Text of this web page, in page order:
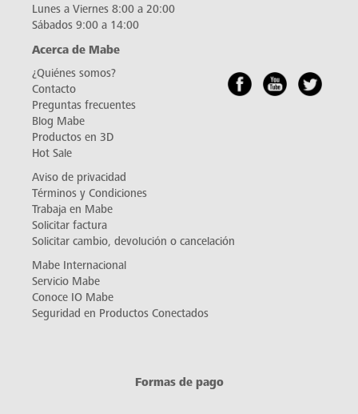
Lunes a Viernes 8:00 a 20:00
Sábados 9:00 a 14:00
Acerca de Mabe
¿Quiénes somos?
Contacto
Preguntas frecuentes
Blog Mabe
Productos en 3D
Hot Sale
Aviso de privacidad
Términos y Condiciones
Trabaja en Mabe
Solicitar factura
Solicitar cambio, devolución o cancelación
Mabe Internacional
Servicio Mabe
Conoce IO Mabe
Seguridad en Productos Conectados
Formas de pago